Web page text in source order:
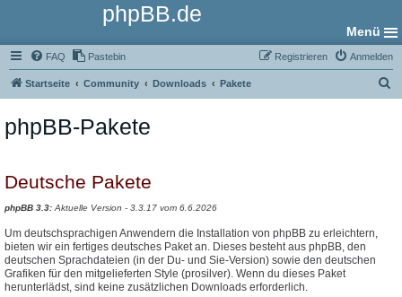
phpBB.de
Menü
FAQ Pastebin Anmelden
Registrieren
Startseite Community Downloads Pakete
phpBB-Pakete
Deutsche Pakete
phpBB 3.3: Aktuelle Version - 3.3.17 vom 6.6.2026
Um deutschsprachigen Anwendern die Installation von phpBB zu erleichtern,
bieten wir ein fertiges deutsches Paket an. Dieses besteht aus phpBB, den
deutschen Sprachdateien (in der Du- und Sie-Version) sowie den deutschen
Grafiken für den mitgelieferten Style (prosilver). Wenn du dieses Paket
herunterlädst, sind keine zusätzlichen Downloads erforderlich.